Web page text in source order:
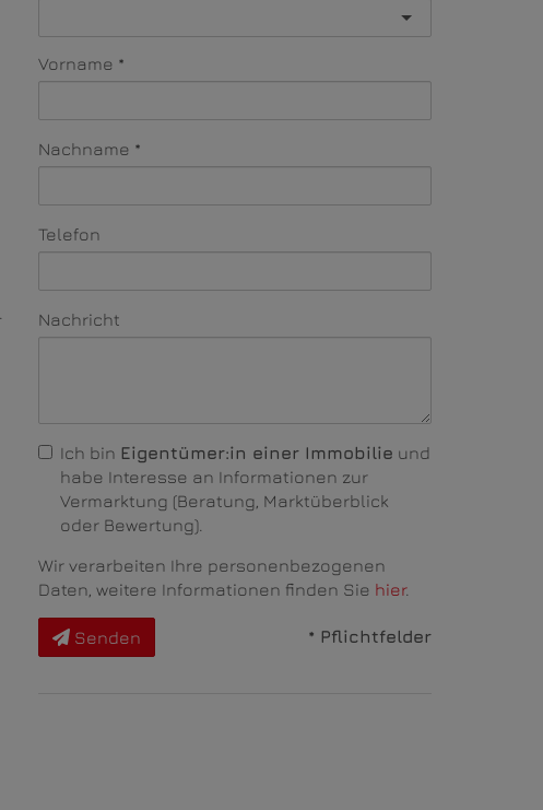
Vorname
Nachname
Telefon
Nachricht
Ich bin Eigentümer:in einer Immobilie und
habe Interesse an Informationen zur
Vermarktung (Beratung, Marktüberblick
oder Bewertung).
Wir verarbeiten Ihre personenbezogenen
Daten, weitere Informationen finden Sie hier.
Senden * Pflichtfelder